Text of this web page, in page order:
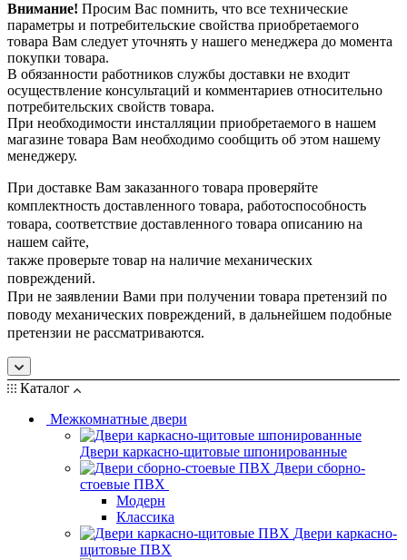
Внимание! Просим Вас помнить, что все технические
параметры и потребительские свойства приобретаемого
товара Вам следует уточнять у нашего менеджера до момента
покупки товара.
В обязанности работников службы доставки не входит
осуществление консультаций и комментариев относительно
потребительских свойств товара.
При необходимости инсталляции приобретаемого в нашем
магазине товара Вам необходимо сообщить об этом нашему
менеджеру.
При доставке Вам заказанного товара проверяйте
комплектность доставленного товара, работоспособность
товара, соответствие доставленного товара описанию на
нашем сайте,
также проверьте товар на наличие механических
повреждений.
При не заявлении Вами при получении товара претензий по
поводу механических повреждений, в дальнейшем подобные
претензии не рассматриваются.
Каталог
Межкомнатные двери
Двери каркасно-щитовые шпонированные
Двери сборно-
стоевые ПВХ
Модерн
Классика
Двери каркасно-
щитовые ПВХ